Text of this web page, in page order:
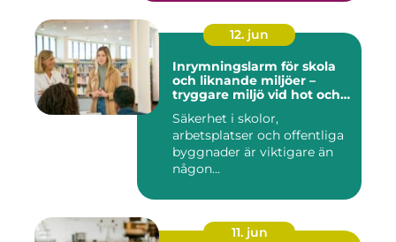
12. jun
Inrymningslarm för skola
och liknande miljöer –
tryggare miljö vid hot och
Säkerhet i skolor,
arbetsplatser och offentliga
byggnader är viktigare än
någon...
11. jun